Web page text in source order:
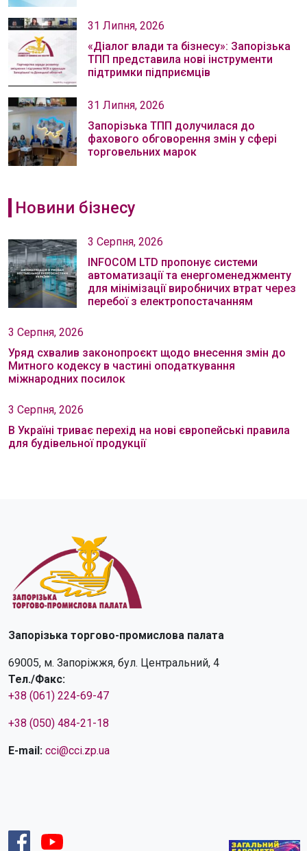
31 Липня, 2026
«Діалог влади та бізнесу»: Запорізька
ТПП представила нові інструменти
підтримки підприємців
31 Липня, 2026
Запорізька ТПП долучилася до
фахового обговорення змін у сфері
торговельних марок
Новини бізнесу
3 Серпня, 2026
INFOCOM LTD пропонує системи
автоматизації та енергоменеджменту
для мінімізації виробничих втрат через
перебої з електропостачанням
3 Серпня, 2026
Уряд схвалив законопроєкт щодо внесення змін до
Митного кодексу в частині оподаткування
міжнародних посилок
3 Серпня, 2026
В Україні триває перехід на нові європейські правила
для будівельної продукції
Запорізька торгово-промислова палата
69005, м. Запоріжжя, бул. Центральний, 4
Тел./Факс:
+38 (061) 224-69-47
+38 (050) 484-21-18
E-mail: cci@cci.zp.ua